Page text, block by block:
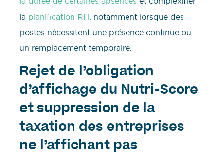
la planification RH, notamment lorsque des
postes nécessitent une présence continue ou
un remplacement temporaire.
Rejet de l’obligation
d’affichage du Nutri-Score
et suppression de la
taxation des entreprises
ne l’affichant pas